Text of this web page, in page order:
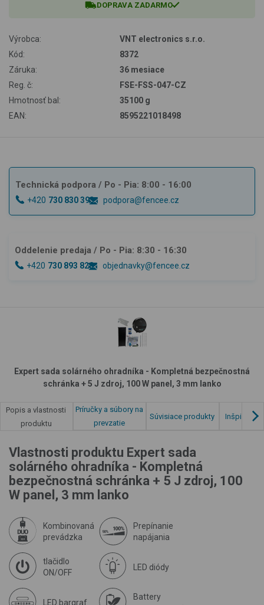
DOPRAVA ZADARMO
Výrobca:
VNT electronics s.r.o.
Kód:
8372
Záruka:
36 mesiace
Reg. č:
FSE-FSS-047-CZ
Hmotnosť bal:
35100 g
EAN:
8595221018498
Technická podpora / Po - Pia: 8:00 - 16:00
+420 730 830 393 podpora@fencee.cz
Oddelenie predaja / Po - Pia: 8:30 - 16:30
+420 730 893 828 objednavky@fencee.cz
Expert sada solárného ohradníka - Kompletná bezpečnostná
schránka + 5 J zdroj, 100 W panel, 3 mm lanko
Popis a vlastnosti
produktu
Príručky a súbory na
prevzatie
Súvisiace produkty Inšpirácia
Vlastnosti produktu Expert sada
solárného ohradníka - Kompletná
bezpečnostná schránka + 5 J zdroj, 100
W panel, 3 mm lanko
Kombinovaná
prevádzka
Prepínanie
napájania
tlačidlo
ON/OFF
LED diódy
LED bargraf
Battery